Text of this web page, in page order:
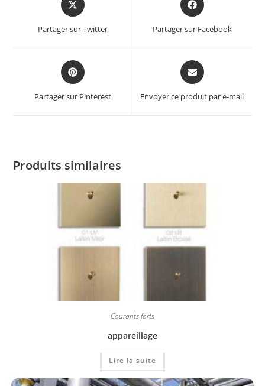
Partager sur Twitter Partager sur Facebook
Partager sur Pinterest Envoyer ce produit par e-mail
Produits similaires
Courants forts
appareillage
Lire la suite